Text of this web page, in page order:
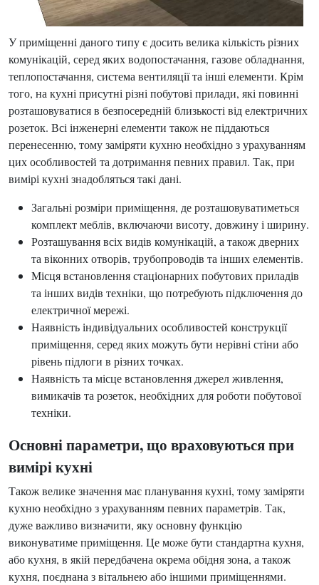
У приміщенні даного типу є досить велика кількість різних
комунікацій, серед яких водопостачання, газове обладнання,
теплопостачання, система вентиляції та інші елементи. Крім
того, на кухні присутні різні побутові прилади, які повинні
розташовуватися в безпосередній близькості від електричних
розеток. Всі інженерні елементи також не піддаються
перенесенню, тому заміряти кухню необхідно з урахуванням
цих особливостей та дотримання певних правил. Так, при
вимірі кухні знадобляться такі дані.
Загальні розміри приміщення, де розташовуватиметься
комплект меблів, включаючи висоту, довжину і ширину.
Розташування всіх видів комунікацій, а також дверних
та віконних отворів, трубопроводів та інших елементів.
Місця встановлення стаціонарних побутових приладів
та інших видів техніки, що потребують підключення до
електричної мережі.
Наявність індивідуальних особливостей конструкції
приміщення, серед яких можуть бути нерівні стіни або
рівень підлоги в різних точках.
Наявність та місце встановлення джерел живлення,
вимикачів та розеток, необхідних для роботи побутової
техніки.
Основні параметри, що враховуються при
вимірі кухні
Також велике значення має планування кухні, тому заміряти
кухню необхідно з урахуванням певних параметрів. Так,
дуже важливо визначити, яку основну функцію
виконуватиме приміщення. Це може бути стандартна кухня,
або кухня, в якій передбачена окрема обідня зона, а також
кухня, поєднана з вітальнею або іншими приміщеннями.